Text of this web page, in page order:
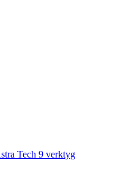
Tech 9 verktyg